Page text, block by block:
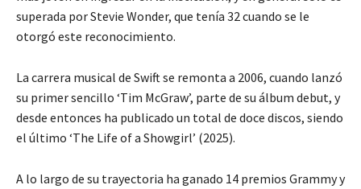
superada por Stevie Wonder, que tenía 32 cuando se le
otorgó este reconocimiento.
La carrera musical de Swift se remonta a 2006, cuando lanzó
su primer sencillo ‘Tim McGraw’, parte de su álbum debut, y
desde entonces ha publicado un total de doce discos, siendo
el último ‘The Life of a Showgirl’ (2025).
A lo largo de su trayectoria ha ganado 14 premios Grammy y